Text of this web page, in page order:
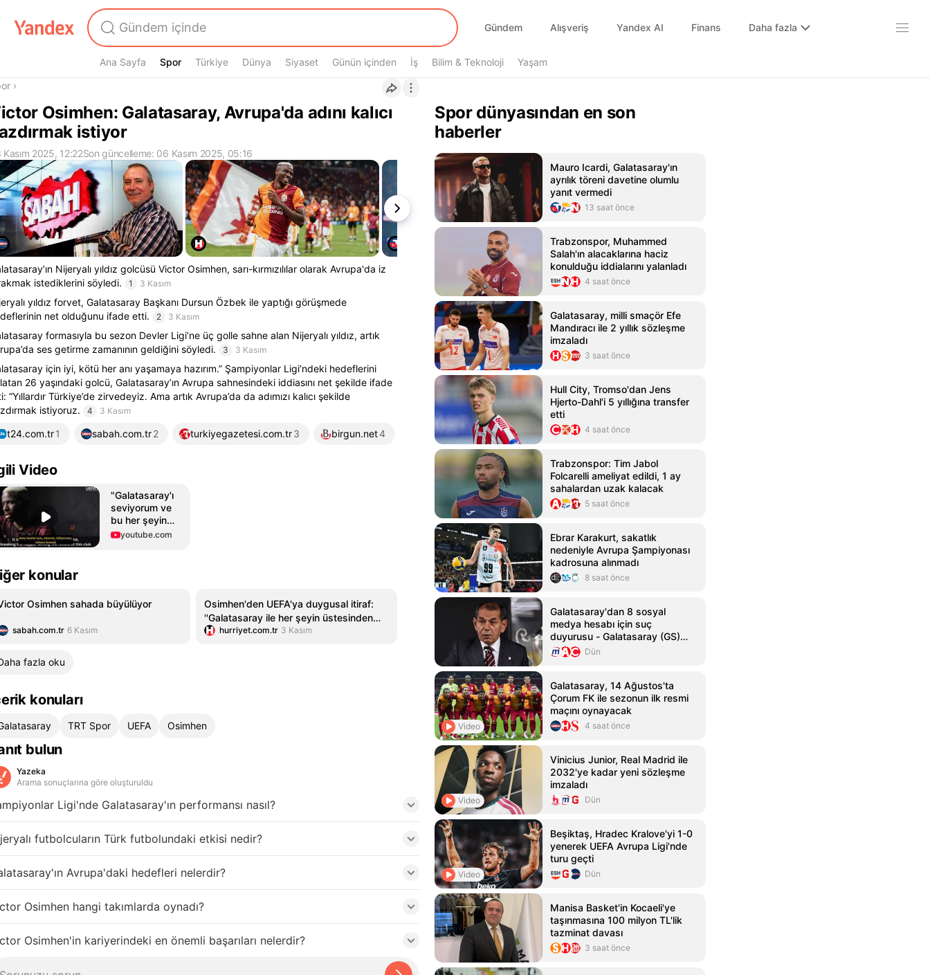
Gündem Alışveriş Yandex AI Finans Daha fazla
Ana Sayfa Spor
Spor Türkiye Dünya Siyaset Günün içinden İş Bilim & Teknoloji Yaşam
›
Osimhen: Galatasaray, Avrupa'da adını kalıcı
istiyor
2025, 12:22Son güncelleme: 06 Kasım 2025, 05:16
Nijeryalı yıldız golcüsü Victor Osimhen, sarı-kırmızılılar olarak Avrupa'da iz
istediklerini söyledi.
1 3 Kasım
yıldız forvet, Galatasaray Başkanı Dursun Özbek ile yaptığı görüşmede
net olduğunu ifade etti.
2 3 Kasım
formasıyla bu sezon Devler Ligi’ne üç golle sahne alan Nijeryalı yıldız, artık
ses getirme zamanının geldiğini söyledi.
3 3 Kasım
için iyi, kötü her anı yaşamaya hazırım.” Şampiyonlar Ligi’ndeki hedeflerini
26 yaşındaki golcü, Galatasaray’ın Avrupa sahnesindeki iddiasını net şekilde ifade
“Yıllardır Türkiye’de zirvedeyiz. Ama artık Avrupa’da da adımızı kalıcı şekilde
istiyoruz.
4 3 Kasım
t24.com.tr1 sabah.com.tr2 turkiyegazetesi.com.tr3 birgun.net4
Video
"Galatasaray'ı
seviyorum ve
bu her şeyin
üstünde."
youtube.com
konular
Osimhen sahada büyülüyor
sabah.com.tr 6 Kasım
Osimhen'den UEFA'ya duygusal itiraf:
''Galatasaray ile her şeyin üstesinden
gelmeye hazırım!'
hurriyet.com.tr 3 Kasım
fazla oku
konuları
TRT Spor UEFA Osimhen
bulun
Yazeka
Arama sonuçlarına göre oluşturuldu
Ligi'nde Galatasaray'ın performansı nasıl?
futbolcuların Türk futbolundaki etkisi nedir?
Avrupa'daki hedefleri nelerdir?
Osimhen hangi takımlarda oynadı?
Osimhen'in kariyerindeki en önemli başarıları nelerdir?
Spor dünyasından en son
haberler
Mauro Icardi, Galatasaray'ın
ayrılık töreni davetine olumlu
yanıt vermedi
13 saat önce
Trabzonspor, Muhammed
Salah'ın alacaklarına haciz
konulduğu iddialarını yalanladı
4 saat önce
Galatasaray, milli smaçör Efe
Mandıracı ile 2 yıllık sözleşme
imzaladı
3 saat önce
Hull City, Tromso'dan Jens
Hjerto-Dahl'i 5 yıllığına transfer
etti
4 saat önce
Trabzonspor: Tim Jabol
Folcarelli ameliyat edildi, 1 ay
sahalardan uzak kalacak
5 saat önce
Ebrar Karakurt, sakatlık
nedeniyle Avrupa Şampiyonası
kadrosuna alınmadı
8 saat önce
Galatasaray'dan 8 sosyal
medya hesabı için suç
duyurusu - Galatasaray (GS)
HaberleriDün
Video
Galatasaray, 14 Ağustos'ta
Çorum FK ile sezonun ilk resmi
maçını oynayacak
4 saat önce
Video
Vinicius Junior, Real Madrid ile
2032'ye kadar yeni sözleşme
imzaladı
Dün
Video
Beşiktaş, Hradec Kralove'yi 1-0
yenerek UEFA Avrupa Ligi'nde
turu geçti
Dün
Manisa Basket'in Kocaeli'ye
taşınmasına 100 milyon TL'lik
tazminat davası
3 saat önce